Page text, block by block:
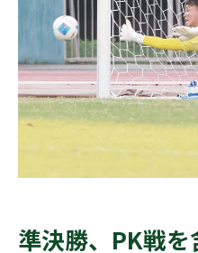
準決勝、PK戦